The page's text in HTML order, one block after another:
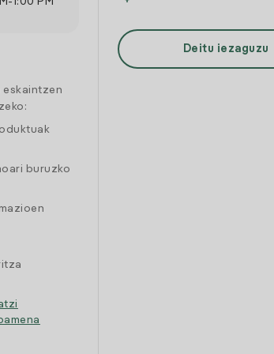
buruzko
Deitu iezaguzu